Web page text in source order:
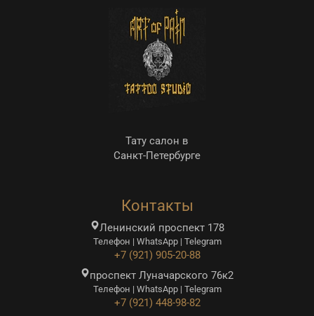
Тату салон в
Санкт-Петербурге
Контакты
Ленинский проспект 178
Телефон | WhatsApp | Telegram
+7 (921) 905-20-88
проспект Луначарского 76к2
Телефон | WhatsApp | Telegram
+7 (921) 448-98-82